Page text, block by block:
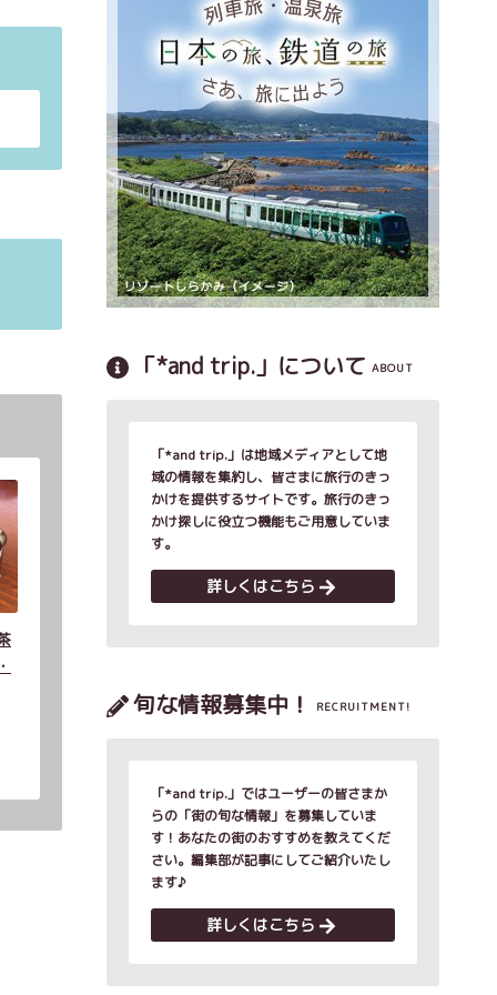
「*and trip.」について ABOUT
「*and trip.」は地域メディアとして地
域の情報を集約し、皆さまに旅行のきっ
かけを提供するサイトです。旅行のきっ
かけ探しに役立つ機能もご用意していま
す。
詳しくはこちら
旬な情報募集中！ RECRUITMENT!
「*and trip.」ではユーザーの皆さまか
らの「街の旬な情報」を募集していま
す！あなたの街のおすすめを教えてくだ
さい。編集部が記事にしてご紹介いたし
ます♪
詳しくはこちら